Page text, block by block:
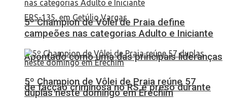
Apontado como uma das principais lideranças
de facção criminosa no RS é preso durante
5º Champion de Vôlei de Praia define
campeões nas categorias Adulto e Iniciante
5º Champion de Vôlei de Praia reúne 57
duplas neste domingo em Erechim